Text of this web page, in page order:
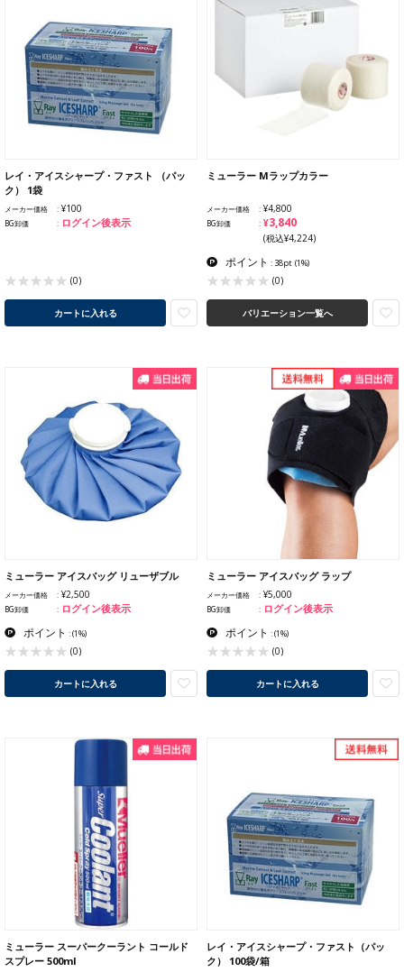
レイ・アイスシャープ・ファスト （パッ
ク） 1袋
メーカー価格 ¥100
BG卸価 ログイン後表示
(0)
カートに入れる
ミューラー Mラップカラー
メーカー価格 ¥4,800
BG卸価 ¥3,840
(税込¥4,224)
ポイント : 38pt (1%)
(0)
バリエーション一覧へ
ミューラー アイスバッグ リューザブル
メーカー価格 ¥2,500
BG卸価 ログイン後表示
ポイント :(1%)
(0)
カートに入れる
ミューラー アイスバッグ ラップ
メーカー価格 ¥5,000
BG卸価 ログイン後表示
ポイント :(1%)
(0)
カートに入れる
ミューラー スーパークーラント コールド
スプレー 500ml
レイ・アイスシャープ・ファスト（パッ
ク） 100袋/箱